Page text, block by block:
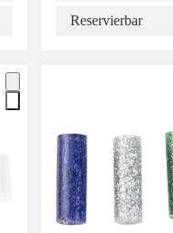
Reservierbar